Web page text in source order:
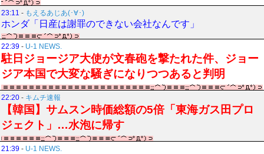
23:11 - もえるあじあ(･∀･)
ホンダ「日産は謝罪のできない会社なんです」
22:39 - U-1 NEWS.
駐日ジョージア大使が文春砲を撃たれた件、ジョー
ジア本国で大変な騒ぎになりつつあると判明
22:20 - キムチ速報
【韓国】サムスン時価総額の5倍「東海ガス田プロ
ジェクト」…水泡に帰す
21:39 - U-1 NEWS.